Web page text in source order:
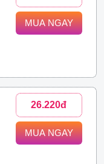
MUA NGAY
26.220đ
MUA NGAY